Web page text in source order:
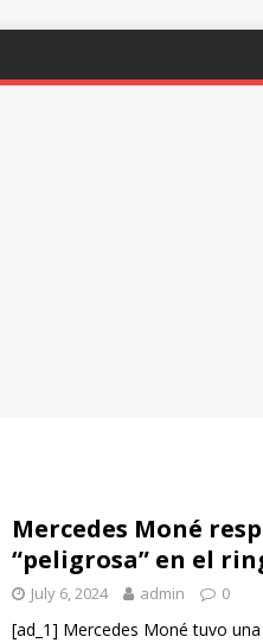
Mercedes Moné
“peligrosa” en el
July 6, 2024 admin 0
[ad_1] Mercedes Moné tuvo